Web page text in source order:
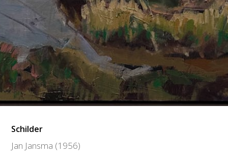
Schilder
Jan Jansma (1956)